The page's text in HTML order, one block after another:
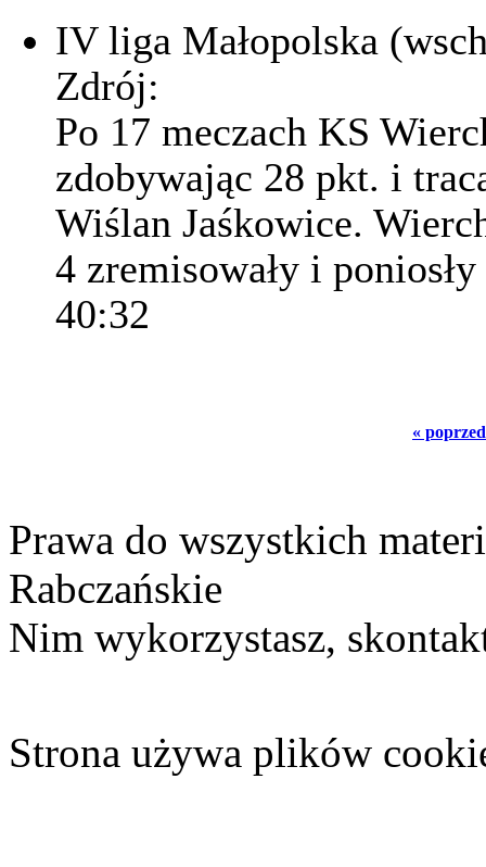
IV liga Małopolska
Zdrój:
Po 17 meczach KS
zdobywając 28 pkt. i
Wiślan Jaśkowice.
4 zremisowały i
40:32
«
Prawa do wszystkich
Rabczańskie
Nim wykorzystasz,
Strona używa plików